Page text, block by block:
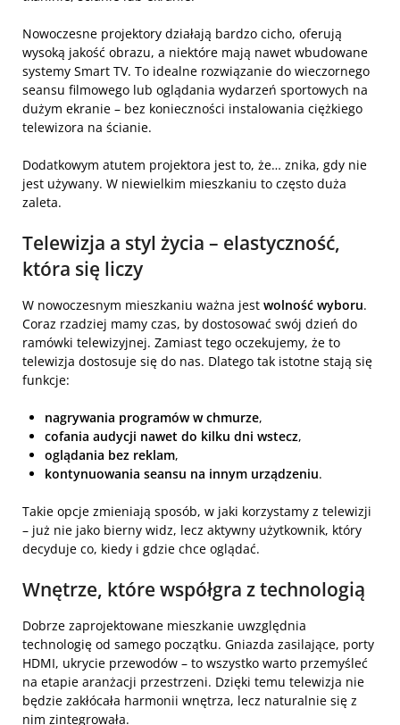
Nowoczesne projektory działają bardzo cicho, oferują
wysoką jakość obrazu, a niektóre mają nawet wbudowane
systemy Smart TV. To idealne rozwiązanie do wieczornego
seansu filmowego lub oglądania wydarzeń sportowych na
dużym ekranie – bez konieczności instalowania ciężkiego
telewizora na ścianie.
Dodatkowym atutem projektora jest to, że… znika, gdy nie
jest używany. W niewielkim mieszkaniu to często duża
zaleta.
Telewizja a styl życia – elastyczność,
która się liczy
W nowoczesnym mieszkaniu ważna jest wolność wyboru.
Coraz rzadziej mamy czas, by dostosować swój dzień do
ramówki telewizyjnej. Zamiast tego oczekujemy, że to
telewizja dostosuje się do nas. Dlatego tak istotne stają się
funkcje:
nagrywania programów w chmurze,
cofania audycji nawet do kilku dni wstecz,
oglądania bez reklam,
kontynuowania seansu na innym urządzeniu.
Takie opcje zmieniają sposób, w jaki korzystamy z telewizji
– już nie jako bierny widz, lecz aktywny użytkownik, który
decyduje co, kiedy i gdzie chce oglądać.
Wnętrze, które współgra z technologią
Dobrze zaprojektowane mieszkanie uwzględnia
technologię od samego początku. Gniazda zasilające, porty
HDMI, ukrycie przewodów – to wszystko warto przemyśleć
na etapie aranżacji przestrzeni. Dzięki temu telewizja nie
będzie zakłócała harmonii wnętrza, lecz naturalnie się z
nim zintegrowała.